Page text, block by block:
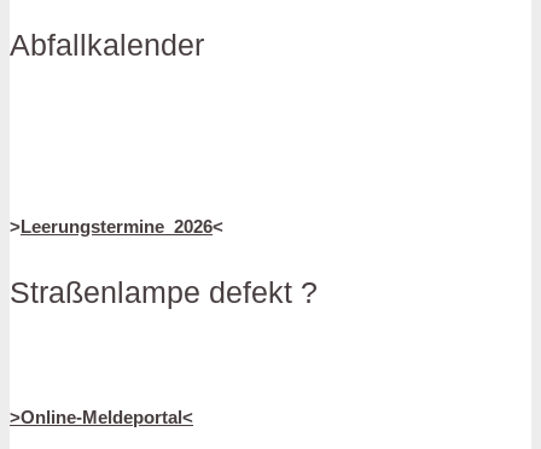
Abfallkalender
>Leerungstermine_2026<
Straßenlampe defekt ?
>Online-Meldeportal<